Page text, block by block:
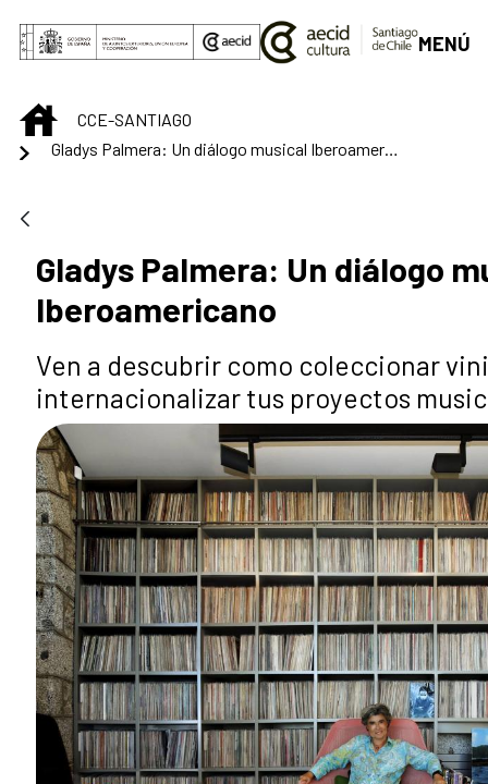
Saltar al contenido principal
MENÚ
INICIOCCE-SANTIAGO
Gladys Palmera: Un diálogo musical Iberoamericano
Gladys Palmera: Un diálogo
Iberoamericano
Ven a descubrir como coleccionar
internacionalizar tus proyectos